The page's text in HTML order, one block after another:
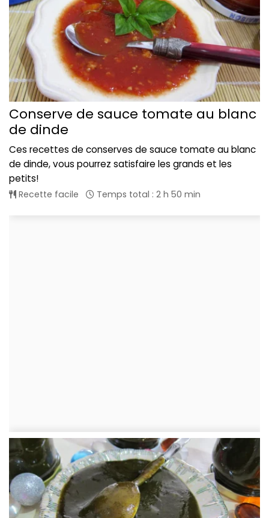
Conserve de sauce tomate au blanc
de dinde
Ces recettes de conserves de sauce tomate au blanc
de dinde, vous pourrez satisfaire les grands et les
petits!
Recette facile Temps total : 2 h 50 min